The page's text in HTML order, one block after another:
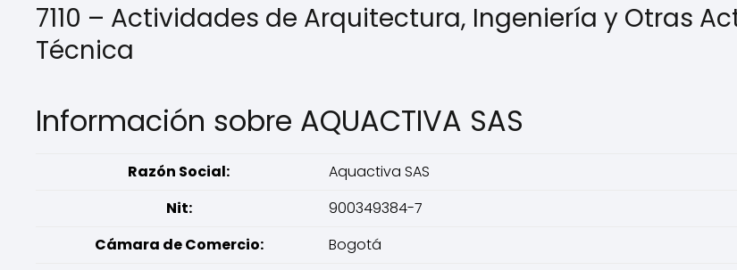
7110 – Actividades de Arquitectura, Ingeniería y Otras
Técnica
Información sobre AQUACTIVA SAS
Razón Social:
Aquactiva SAS
Nit:
900349384-7
Cámara de Comercio:
Bogotá